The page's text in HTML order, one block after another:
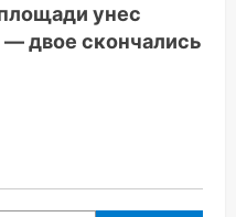
унес
двое скончались